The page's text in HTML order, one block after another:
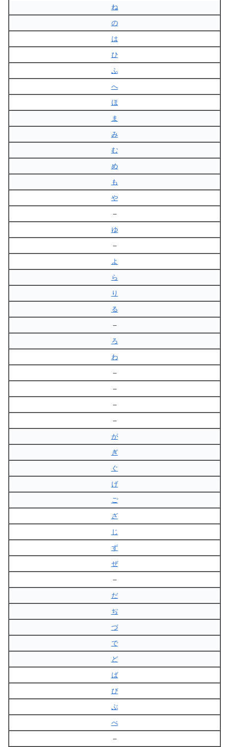
ね
の
は
ひ
ふ
へ
ほ
ま
み
む
め
も
や
–
ゆ
–
よ
ら
り
る
–
ろ
わ
–
–
–
–
が
ぎ
ぐ
げ
ご
ざ
じ
ず
ぜ
–
だ
ぢ
づ
で
ど
ば
び
ぶ
べ
–